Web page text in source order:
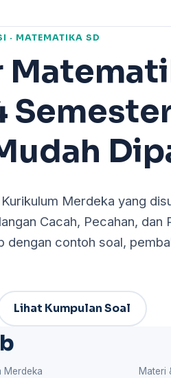
· MATEMATIKA SD
Merdeka yang
Cacah, Pecahan, dan
dengan contoh soal,
Lihat Kumpulan Soal
Merdeka Materi